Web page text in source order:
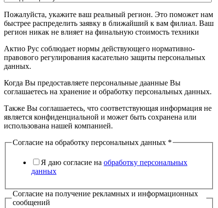
Пожалуйста, укажите ваш реальный регион. Это поможет нам
быстрее распределить заявку в ближайший к вам филиал. Ваш
регион никак не влияет на финальную стоимость техники
Актио Рус соблюдает нормы действующего нормативно-
правового регулирования касательно защиты персональных
данных.
Когда Вы предоставляете персональные даанные Вы
соглашаетесь на хранение и обработку персональных данных.
Также Вы соглашаетесь, что соответствующая информация не
является конфиденциальной и может быть сохранена или
использована нашей компанией.
Согласие на обработку персональных данных *
Я даю согласие на обработку персональных
данных
Согласие на получение рекламных и информационных
сообщений